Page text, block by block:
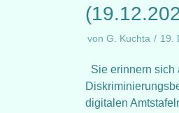
von G. Kuchta 19.
Sie erinnern sich
digitalen